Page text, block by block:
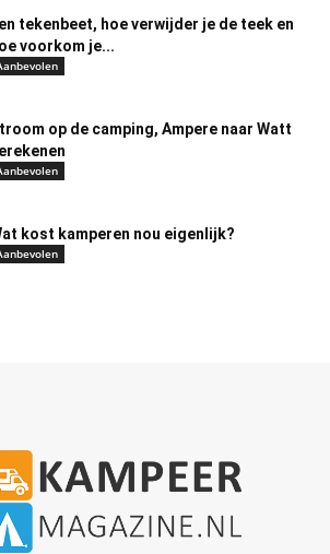
tekenbeet, hoe verwijder je de teek en
voorkom je...
op de camping, Ampere naar Watt
kost kamperen nou eigenlijk?